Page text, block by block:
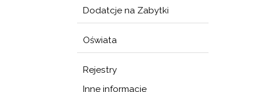
Dodatcje na Zabytki
Oświata
Rejestry
Inne informacje